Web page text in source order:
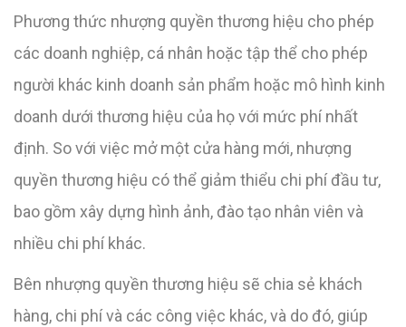
Phương thức nhượng quyền thương hiệu cho phép
các doanh nghiệp, cá nhân hoặc tập thể cho phép
người khác kinh doanh sản phẩm hoặc mô hình kinh
doanh dưới thương hiệu của họ với mức phí nhất
định. So với việc mở một cửa hàng mới, nhượng
quyền thương hiệu có thể giảm thiểu chi phí đầu tư,
bao gồm xây dựng hình ảnh, đào tạo nhân viên và
nhiều chi phí khác.
Bên nhượng quyền thương hiệu sẽ chia sẻ khách
hàng, chi phí và các công việc khác, và do đó, giúp